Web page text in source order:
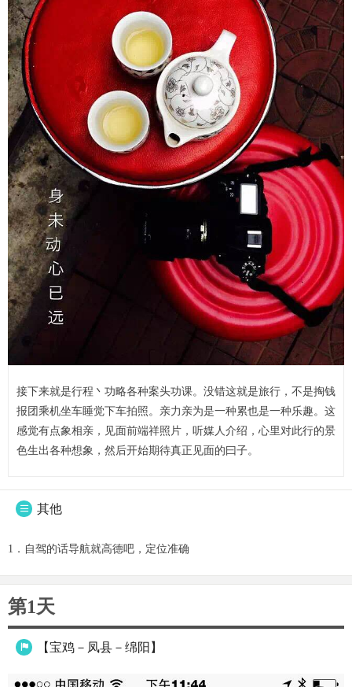
接下来就是行程丶功略各种案头功课。没错这就是旅行，不是掏钱
报团乘机坐车睡觉下车拍照。亲力亲为是一种累也是一种乐趣。这
感觉有点象相亲，见面前端祥照片，听媒人介绍，心里对此行的景
色生出各种想象，然后开始期待真正见面的曰子。
 其他
1．自驾的话导航就高德吧，定位准确
第1天
 【宝鸡－凤县－绵阳】